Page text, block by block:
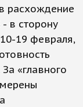
расхождение
в сторону
19 февраля,
«главного